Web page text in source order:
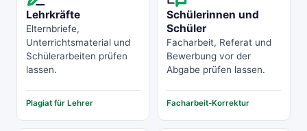
Lehrkräfte
Elternbriefe,
Unterrichtsmaterial und
Schülerarbeiten prüfen
lassen.
Plagiat für Lehrer
Schülerinnen und
Schüler
Facharbeit, Referat und
Bewerbung vor der
Abgabe prüfen lassen.
Facharbeit-Korrektur